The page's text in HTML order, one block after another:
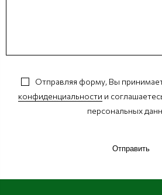
Отправляя форму, Вы
конфиденциальности и
персональных
Отправить